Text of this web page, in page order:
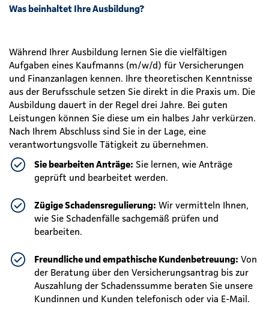
Was beinhaltet Ihre Ausbildung?
Während Ihrer Ausbildung lernen Sie die vielfältigen
Aufgaben eines Kaufmanns (m/w/d) für Versicherungen
und Finanzanlagen kennen. Ihre theoretischen Kenntnisse
aus der Berufsschule setzen Sie direkt in die Praxis um. Die
Ausbildung dauert in der Regel drei Jahre. Bei guten
Leistungen können Sie diese um ein halbes Jahr verkürzen.
Nach Ihrem Abschluss sind Sie in der Lage, eine
verantwortungsvolle Tätigkeit zu übernehmen.
Sie bearbeiten Anträge: Sie lernen, wie Anträge
geprüft und bearbeitet werden.
Zügige Schadensregulierung: Wir vermitteln Ihnen,
wie Sie Schadenfälle sachgemäß prüfen und
bearbeiten.
Freundliche und empathische Kundenbetreuung: Von
der Beratung über den Versicherungsantrag bis zur
Auszahlung der Schadenssumme beraten Sie unsere
Kundinnen und Kunden telefonisch oder via E-Mail.